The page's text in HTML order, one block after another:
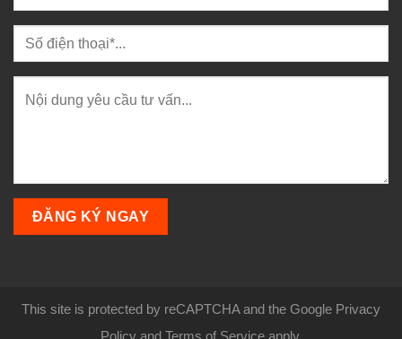
This site is protected by reCAPTCHA and the Google Privacy
Policy and Terms of Service apply.